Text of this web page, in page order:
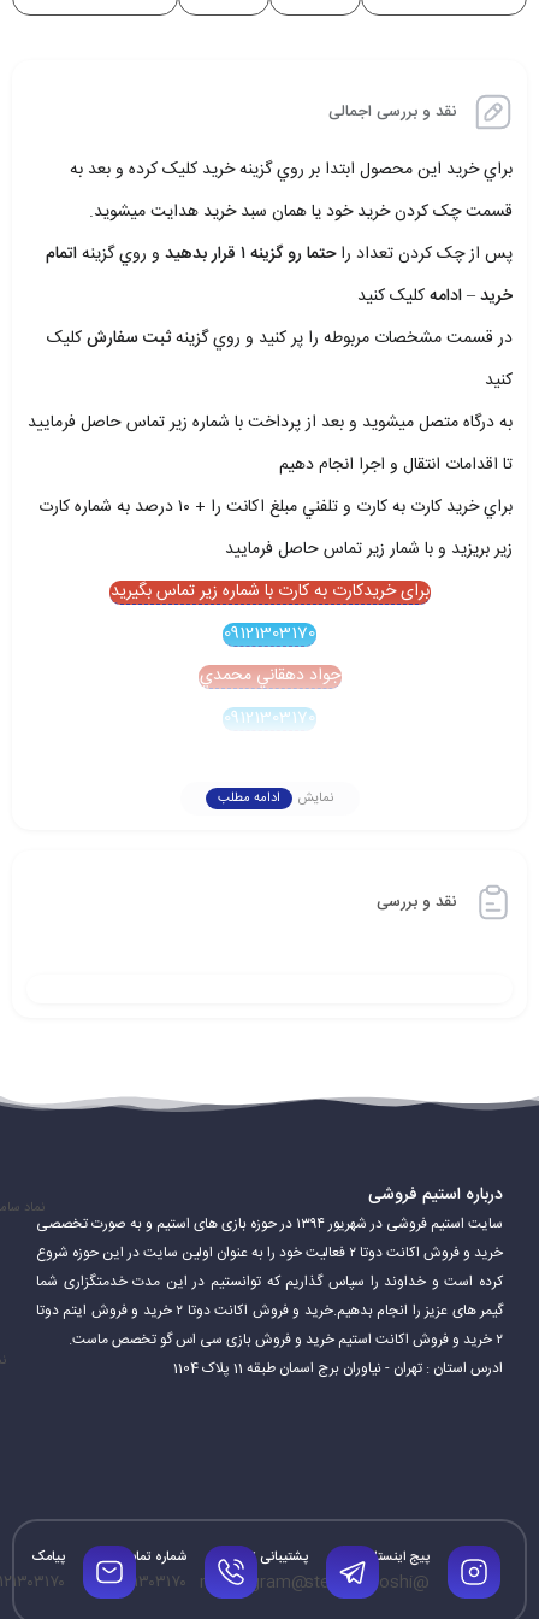
نقد و بررسی اجمالی
براي خريد اين محصول ابتدا بر روي گزينه خريد کليک کرده و بعد به
قسمت چک کردن خريد خود يا همان سبد خريد هدايت ميشويد.
پس از چک کردن تعداد راحتما رو گزينه ۱ قرار بدهيد و روي گزينهاتمام
خريد – ادامهکليک کنيد
در قسمت مشخصات مربوطه را پر کنيد و روي گزينهثبت سفارشکليک
کنيد
به درگاه متصل ميشويد و بعد از پرداخت با شماره زير تماس حاصل فرماييد
تا اقدامات انتقال و اجرا انجام دهيم
براي خريد کارت به کارت و تلفني مبلغ اکانت را + ۱۰ درصد به شماره کارت
زير بريزيد و با شمار زير تماس حاصل فرماييد
برای خریدکارت به کارت با شماره زیر تماس بگیرید
09121303170
جواد دهقاني محمدي
09121303170
نمایش ادامه مطلب
نقد و بررسی
درباره استیم فروشی
سایت استیم فروشی در شهریور ۱۳۹۴ در حوزه بازی های استیم و به صورت تخصصی
خرید و فروش اکانت دوتا ۲ فعالیت خود را به عنوان اولین سایت در این حوزه شروع
کرده است و خداوند را سپاس گذاریم که توانستیم در این مدت خدمتگزاری شما
گیمر های عزیز را انجام بدهیم.خرید و فروش اکانت دوتا ۲ خرید و فروش ایتم دوتا
۲ خرید و فروش اکانت استیم خرید و فروش بازی سی اس گو تخصص ماست.
ادرس استان : تهران - نیاوران برج اسمان طبقه 11 پلاک 1104
نماد
پیج اینستاگرام
@steamforoshi
پشتیبانی تلگرام
@mrtelegram
شماره تماس
۰۹۱۲۱۳۰۳۱۷۰
پیامک